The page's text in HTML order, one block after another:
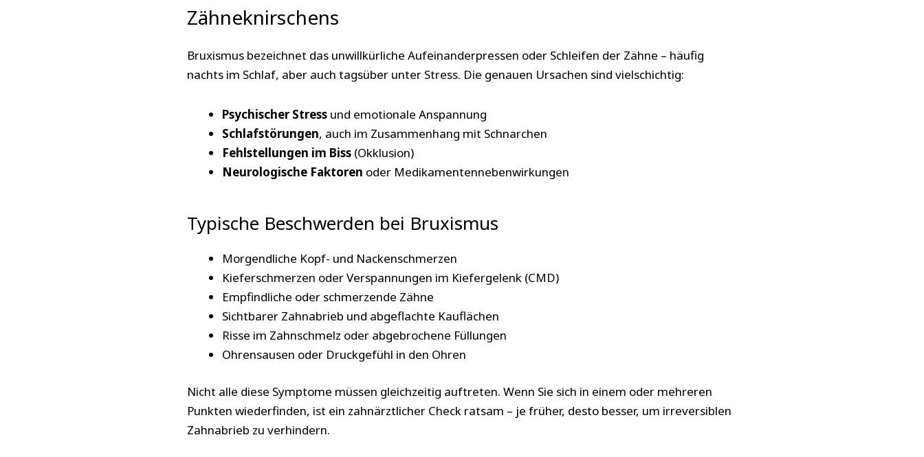
Zähneknirschens
Bruxismus bezeichnet das unwillkürliche Aufeinanderpressen oder Schleifen der Zähne – häufig
nachts im Schlaf, aber auch tagsüber unter Stress. Die genauen Ursachen sind vielschichtig:
Psychischer Stress und emotionale Anspannung
Schlafstörungen, auch im Zusammenhang mit Schnarchen
Fehlstellungen im Biss (Okklusion)
Neurologische Faktoren oder Medikamentennebenwirkungen
Typische Beschwerden bei Bruxismus
Morgendliche Kopf- und Nackenschmerzen
Kieferschmerzen oder Verspannungen im Kiefergelenk (CMD)
Empfindliche oder schmerzende Zähne
Sichtbarer Zahnabrieb und abgeflachte Kauflächen
Risse im Zahnschmelz oder abgebrochene Füllungen
Ohrensausen oder Druckgefühl in den Ohren
Nicht alle diese Symptome müssen gleichzeitig auftreten. Wenn Sie sich in einem oder mehreren
Punkten wiederfinden, ist ein zahnärztlicher Check ratsam – je früher, desto besser, um irreversiblen
Zahnabrieb zu verhindern.